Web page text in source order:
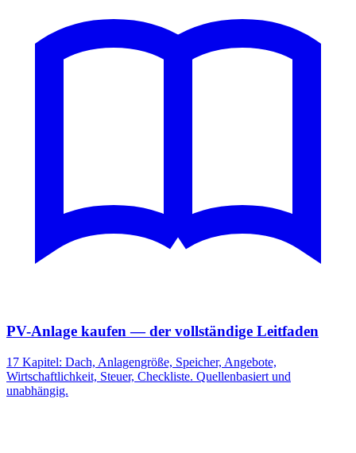
PV-Anlage kaufen — der vollständige Leitfaden
17 Kapitel: Dach, Anlagengröße, Speicher, Angebote,
Wirtschaftlichkeit, Steuer, Checkliste. Quellenbasiert und
unabhängig.